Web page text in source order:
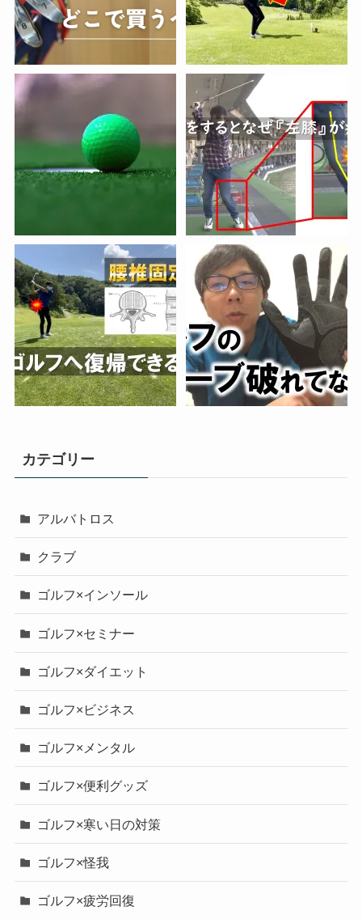
カテゴリー
アルバトロス
クラブ
ゴルフ×インソール
ゴルフ×セミナー
ゴルフ×ダイエット
ゴルフ×ビジネス
ゴルフ×メンタル
ゴルフ×便利グッズ
ゴルフ×寒い日の対策
ゴルフ×怪我
ゴルフ×疲労回復